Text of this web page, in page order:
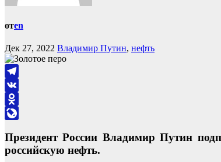
отen
Дек 27, 2022 Владимир Путин, нефть
Telegram
VK
Odnoklassniki
Президент России Владимир Путин
российскую нефть.